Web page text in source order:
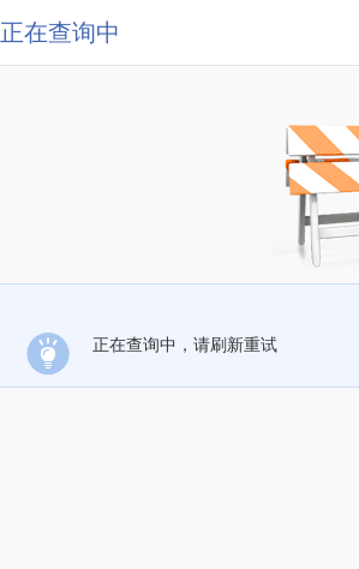
正在查询中
正在查询中，请刷新重试